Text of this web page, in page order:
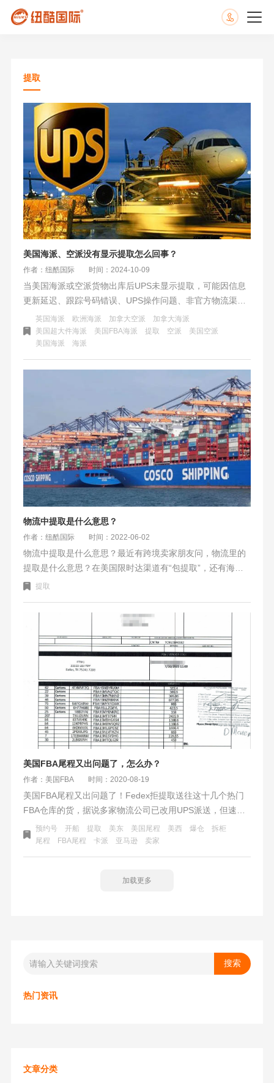
提取
美国海派、空派没有显示提取怎么回事？
作者：纽酷国际 时间：2024-10-09
当美国海派或空派货物出库后UPS未显示提取，可能因信息
更新延迟、跟踪号码错误、UPS操作问题、非官方物流渠
道、特殊情况（如跑水账号、海关查验、仓库问题）等。建
议耐心等待、核对号码、联系UPS及发送方，并选择可靠渠
道，制定备份计划，确保货物顺利到达。
英国海派 欧洲海派 加拿大空派
加拿大海派
美国超大件海派
美国FBA海派 提取 空派
美国空派
美国海派
海派
物流中提取是什么意思？
作者：纽酷国际 时间：2022-06-02
物流中提取是什么意思？最近有跨境卖家朋友问，物流里的
提取是什么意思？在美国限时达渠道有“包提取”，还有海派
里都有出现“提取时效”。可能刚接触美国FBA头程物流的卖
提取
美国FBA尾程又出问题了，怎么办？
作者：美国FBA 时间：2020-08-19
美国FBA尾程又出问题了！Fedex拒提取送往这十几个热门
FBA仓库的货，据说多家物流公司已改用UPS派送，但速度
也是没法得到保证，时效也是慢出天际。有的卖家马上断货
或者已经断货了，货却还没送进去。卖家也是干着急，很无
预约号 开船 提取 美东 美国尾程 美西 爆仓
拆柜
尾程
FBA尾程 卡派 亚马逊 卖家
加载更多
热门资讯
文章分类